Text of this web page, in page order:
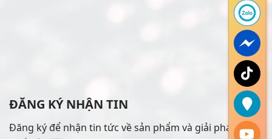
ĐĂNG KÝ NHẬN TIN
Đăng ký để nhận tin tức về sản phẩm và giải pháp mới